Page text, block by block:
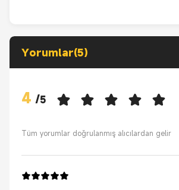
Yorumlar(5)
4 /5
Tüm yorumlar doğrulanmış alıcılardan gelir